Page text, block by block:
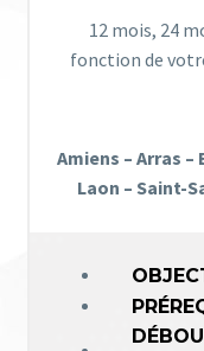
12 mois, 24
fonction de
Amiens – Arras –
Laon – Saint-